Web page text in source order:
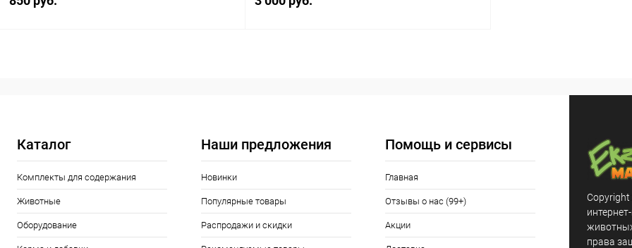
Каталог
Комплекты для содержания
Животные
Оборудование
Наши предложения
Новинки
Популярные товары
Распродажи и скидки
Помощь и сервисы
Главная
Отзывы о нас (99+)
Акции
права